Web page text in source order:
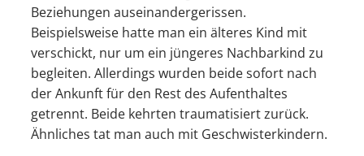
Beziehungen auseinandergerissen.
Beispielsweise hatte man ein älteres Kind mit
verschickt, nur um ein jüngeres Nachbarkind zu
begleiten. Allerdings wurden beide sofort nach
der Ankunft für den Rest des Aufenthaltes
getrennt. Beide kehrten traumatisiert zurück.
Ähnliches tat man auch mit Geschwisterkindern.